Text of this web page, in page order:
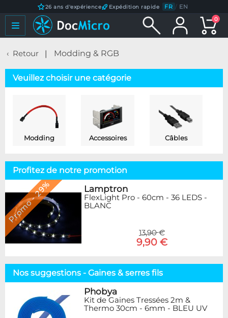
26 ans d'expérience Expédition rapide FR / EN
0
Retour Modding & RGB
Veuillez choisir une catégorie
Modding Accessoires Câbles
Profitez de notre promotion
Promo - 29% Lamptron
FlexLight Pro - 60cm - 36 LEDS -
BLANC
13,90 €
9,90 €
Nos suggestions - Gaines & serres fils
Phobya
Kit de Gaines Tressées 2m &
Thermo 30cm - 6mm - BLEU UV